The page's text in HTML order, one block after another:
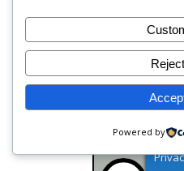
Construyendo el camino que
emprendedoras en India
Todo lo que necesitas saber
¿Qué revelan las
Powered by